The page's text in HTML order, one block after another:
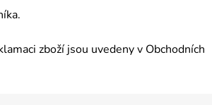
zboží jsou uvedeny v Obchodních